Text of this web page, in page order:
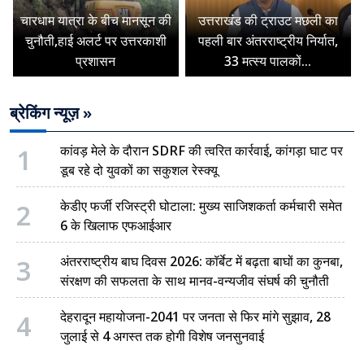
चारधाम यात्रा के बीच मानसून की
चुनौती,हाई अलर्ट पर उत्तरकाशी
प्रशासन
उत्तराखंड की ट्राउट मछली का
पहली बार अंतरराष्ट्रीय निर्यात,
33 मत्स्य पालकों...
ब्रेकिंग न्यूज़ »
1
कांवड़ मेले के दौरान SDRF की त्वरित कार्रवाई, कांगड़ा घाट पर
डूब रहे दो युवकों का सकुशल रेस्क्यू
2
केडीए फर्जी रजिस्ट्री घोटाला: मुख्य साजिशकर्ता कर्मचारी समेत
6 के खिलाफ एफआईआर
3
अंतरराष्ट्रीय बाघ दिवस 2026: कॉर्बेट में बढ़ता बाघों का कुनबा,
संरक्षण की सफलता के साथ मानव-वन्यजीव संघर्ष की चुनौती
4
देहरादून महायोजना-2041 पर जनता से फिर मांगे सुझाव, 28
जुलाई से 4 अगस्त तक होगी विशेष जनसुनवाई